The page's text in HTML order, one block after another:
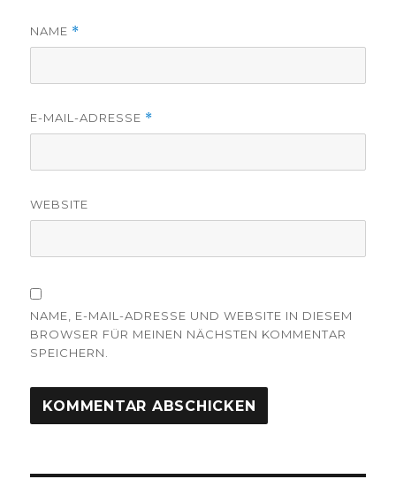
NAME *
E-MAIL-ADRESSE *
WEBSITE
NAME, E-MAIL-ADRESSE UND WEBSITE IN DIESEM
BROWSER FÜR MEINEN NÄCHSTEN KOMMENTAR
SPEICHERN.